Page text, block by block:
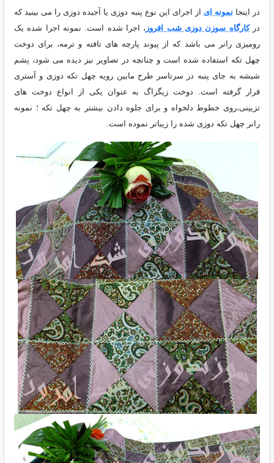
در اینجا نمونه ای از اجرای این نوع پنبه دوزی یا آجیده دوزی را می بینید که
درکارگاه سوزن دوزی شب افروز ، اجرا شده است. نمونه اجرا شده یک
رومیزی رانر می باشد که از پیوند پارچه های تافته و ترمه، برای دوخت
چهل تکه استفاده شده است و چنانچه در تصاویر نیز دیده می شود، پشم
شیشه به جای پنبه در سرتاسر طرح مابین رویه چهل تکه دوزی و آستری
قرار گرفته است. دوخت زیگزاگ به عنوان یکی از انواع دوخت های
تزیینی،روی خطوط دلخواه و برای جلوه دادن بیشتر به چهل تکه ؛ نمونه
رانر چهل تکه دوزی شده را زیباتر نموده است.